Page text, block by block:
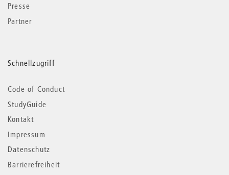
Presse
Partner
Schnellzugriff
Code of Conduct
StudyGuide
Kontakt
Impressum
Datenschutz
Barrierefreiheit